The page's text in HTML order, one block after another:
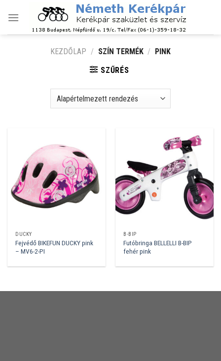
KEZDŐLAP / SZÍN TERMÉK / PINK
SZŰRÉS
DUCKY
Fejvédő BIKEFUN DUCKY pink
– MV6-2-PI
B-BIP
Futóbringa BELLELLI B-BIP
fehér pink